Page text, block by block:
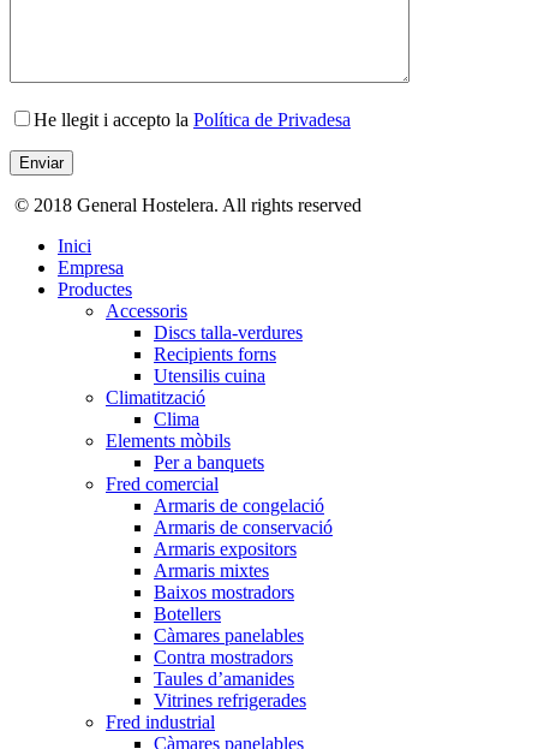
He llegit i accepto la Política de Privadesa
© 2018 General Hostelera. All rights reserved
Inici
Empresa
Productes
Accessoris
Discs talla-verdures
Recipients forns
Utensilis cuina
Climatització
Clima
Elements mòbils
Per a banquets
Fred comercial
Armaris de congelació
Armaris de conservació
Armaris expositors
Armaris mixtes
Baixos mostradors
Botellers
Càmares panelables
Contra mostradors
Taules d’amanides
Vitrines refrigerades
Fred industrial
Càmares panelables